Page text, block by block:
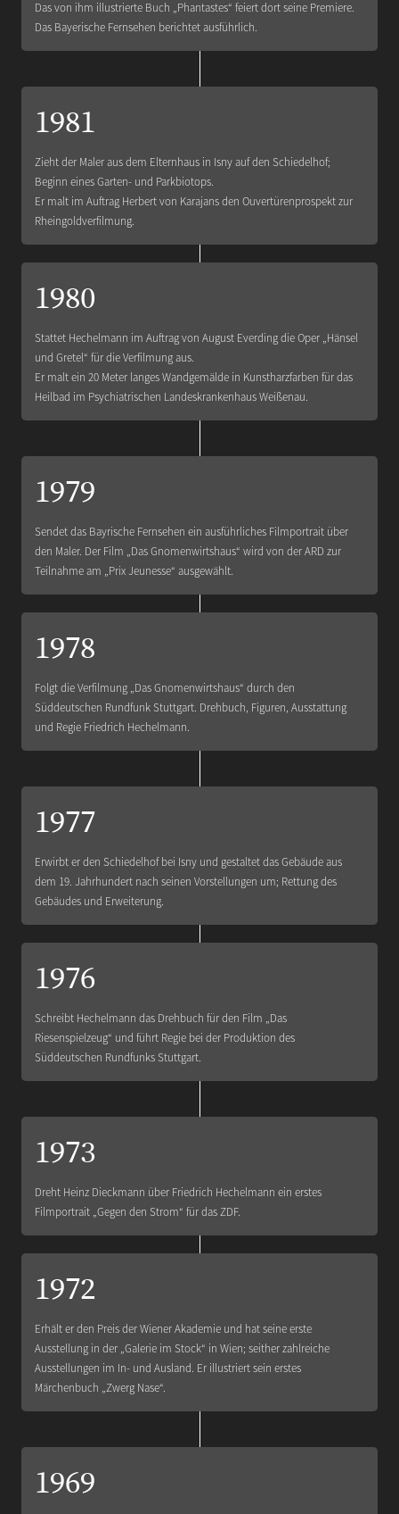
Das von ihm illustrierte Buch „Phantastes“ feiert dort seine Premiere.
Das Bayerische Fernsehen berichtet ausführlich.
1981
Zieht der Maler aus dem Elternhaus in Isny auf den Schiedelhof;
Beginn eines Garten- und Parkbiotops.
Er malt im Auftrag Herbert von Karajans den Ouvertürenprospekt zur
Rheingoldverfilmung.
1980
Stattet Hechelmann im Auftrag von August Everding die Oper „Hänsel
und Gretel“ für die Verfilmung aus.
Er malt ein 20 Meter langes Wandgemälde in Kunstharzfarben für das
Heilbad im Psychiatrischen Landeskrankenhaus Weißenau.
1979
Sendet das Bayrische Fernsehen ein ausführliches Filmportrait über
den Maler. Der Film „Das Gnomenwirtshaus“ wird von der ARD zur
Teilnahme am „Prix Jeunesse“ ausgewählt.
1978
Folgt die Verfilmung „Das Gnomenwirtshaus“ durch den
Süddeutschen Rundfunk Stuttgart. Drehbuch, Figuren, Ausstattung
und Regie Friedrich Hechelmann.
1977
Erwirbt er den Schiedelhof bei Isny und gestaltet das Gebäude aus
dem 19. Jahrhundert nach seinen Vorstellungen um; Rettung des
Gebäudes und Erweiterung.
1976
Schreibt Hechelmann das Drehbuch für den Film „Das
Riesenspielzeug“ und führt Regie bei der Produktion des
Süddeutschen Rundfunks Stuttgart.
1973
Dreht Heinz Dieckmann über Friedrich Hechelmann ein erstes
Filmportrait „Gegen den Strom“ für das ZDF.
1972
Erhält er den Preis der Wiener Akademie und hat seine erste
Ausstellung in der „Galerie im Stock“ in Wien; seither zahlreiche
Ausstellungen im In- und Ausland. Er illustriert sein erstes
Märchenbuch „Zwerg Nase“.
1969